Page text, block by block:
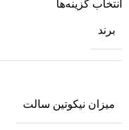
انتخاب گزینه‌ها
برند
میزان نیکوتین سالت